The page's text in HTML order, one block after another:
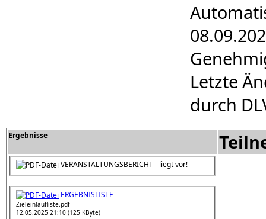
Letzte
durch
Ergebnisse
VERANSTALTUNGSBERICHT - liegt vor!
ERGEBNISLISTE
Zieleinlaufliste.pdf
12.05.2025 21:10 (125 KByte)